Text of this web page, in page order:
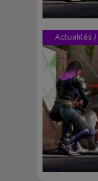
Actualités/